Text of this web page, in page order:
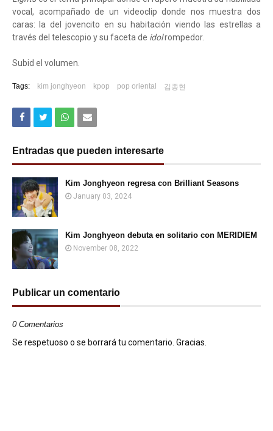
vocal, acompañado de un videoclip donde nos muestra dos
caras: la del jovencito en su habitación viendo las estrellas a
través del telescopio y su faceta de idolrompedor.
Subid el volumen.
Tags: kim jonghyeon kpop pop oriental 김종현
Entradas que pueden interesarte
Kim Jonghyeon regresa con Brilliant Seasons
January 03, 2024
Kim Jonghyeon debuta en solitario con MERIDIEM
November 08, 2022
Publicar un comentario
0 Comentarios
Se respetuoso o se borrará tu comentario. Gracias.